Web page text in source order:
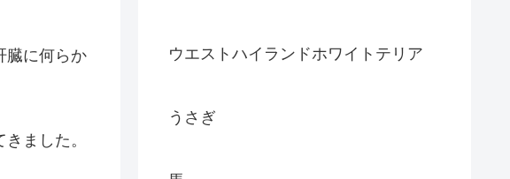
臓に何らか
ました。
ウエストハイランドホワイトテリア
うさぎ